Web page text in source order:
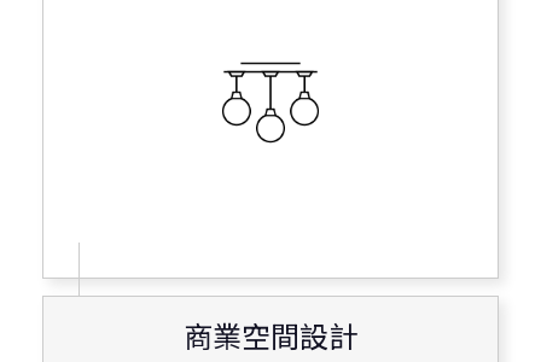
商業空間設計
商業空間設計